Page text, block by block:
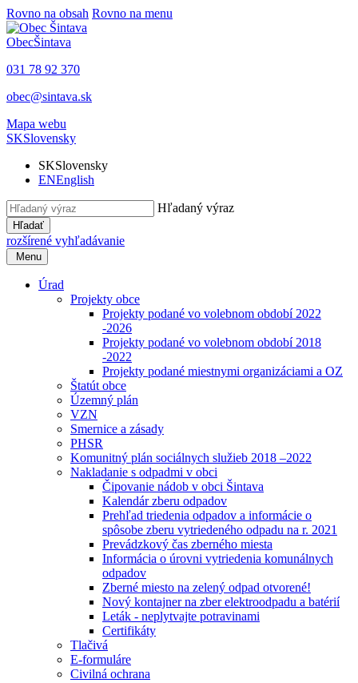
Rovno na obsah Rovno na menu
ObecŠintava
031 78 92 370
obec@sintava.sk
Mapa webu
SKSlovensky
SKSlovensky
ENEnglish
Hľadaný výraz
Hľadať
rozšírené vyhľadávanie
Menu
Úrad
Projekty obce
Projekty podané vo volebnom období 2022
-2026
Projekty podané vo volebnom období 2018
-2022
Projekty podané miestnymi organizáciami a OZ
Štatút obce
Územný plán
VZN
Smernice a zásady
PHSR
Komunitný plán sociálnych služieb 2018 –2022
Nakladanie s odpadmi v obci
Čipovanie nádob v obci Šintava
Kalendár zberu odpadov
Prehľad triedenia odpadov a informácie o
spôsobe zberu vytriedeného odpadu na r. 2021
Prevádzkový čas zberného miesta
Informácia o úrovni vytriedenia komunálnych
odpadov
Zberné miesto na zelený odpad otvorené!
Nový kontajner na zber elektroodpadu a batérií
Leták - neplytvajte potravinami
Certifikáty
Tlačivá
E-formuláre
Civilná ochrana